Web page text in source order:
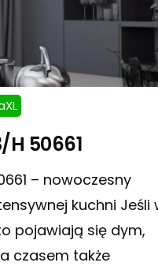
H 50661
– nowoczesny
kuchni Jeśli
pojawiają się dym,
czasem także